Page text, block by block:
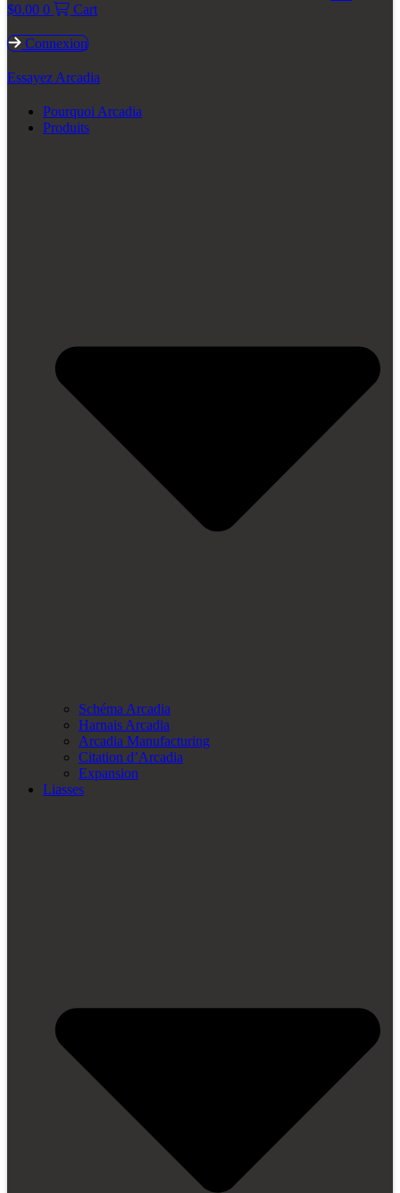
$0.00 0 Cart
Connexion
Essayez Arcadia
Pourquoi Arcadia
Produits
Schéma Arcadia
Harnais Arcadia
Arcadia Manufacturing
Citation d’Arcadia
Expansion
Liasses